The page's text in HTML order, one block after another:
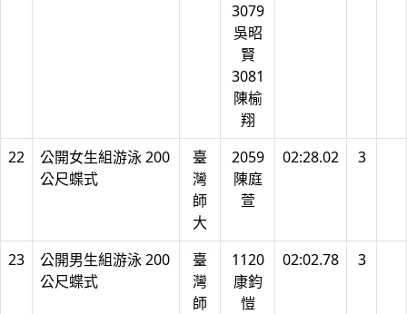
3079
吳昭
賢
3081
陳榆
翔
22
公開女生組游泳 200
公尺蝶式
臺
灣
師
大
2059
陳庭
萱
02:28.02 3
23
公開男生組游泳 200
公尺蝶式
臺
灣
師
1120
康鈞
愷
02:02.78 3